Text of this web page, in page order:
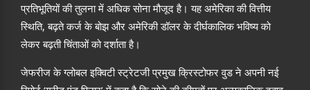
प्रतिभूतियों की तुलना में अधिक सोना मौजूद है। यह अमेरिका की वित्तीय
स्थिति, बढ़ते कर्ज के बोझ और अमेरिकी डॉलर के दीर्घकालिक भविष्य को
लेकर बढ़ती चिंताओं को दर्शाता है।
जेफरीज के ग्लोबल इक्विटी स्ट्रेटजी प्रमुख क्रिस्टोफर वुड ने अपनी नई